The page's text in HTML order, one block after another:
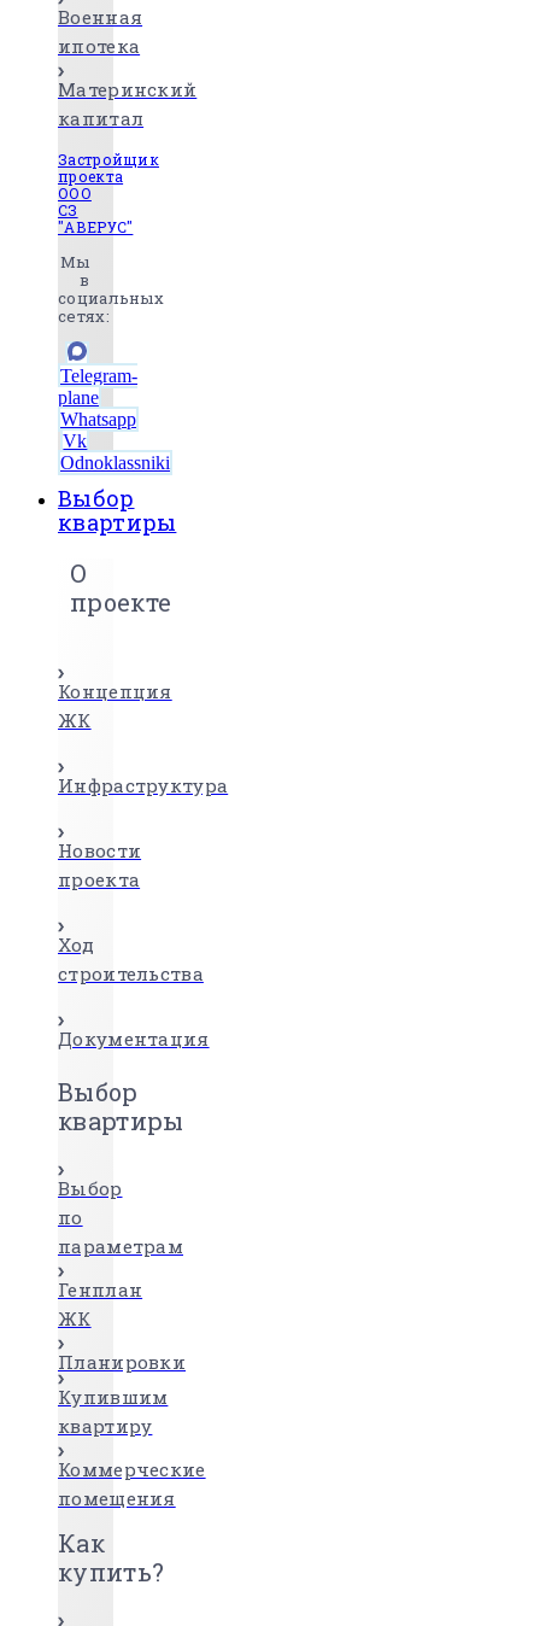
Военная
ипотека
Материнский
капитал
Застройщик
проекта
ООО
СЗ
"АВЕРУС"
Мы
в
социальных
сетях:
Telegram-
plane
Whatsapp
Vk
Odnoklassniki
Выбор
квартиры
О
проекте
Концепция
ЖК
Инфраструктура
Новости
проекта
Ход
строительства
Документация
Выбор
квартиры
Выбор
по
параметрам
Генплан
ЖК
Планировки
Купившим
квартиру
Коммерческие
помещения
Как
купить?